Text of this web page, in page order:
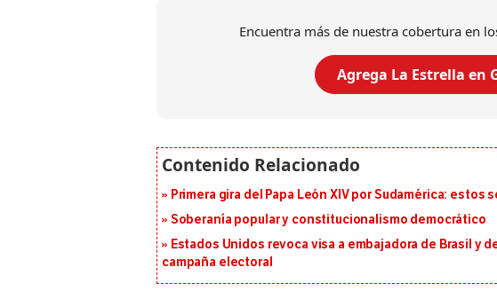
Encuentra más de nuestra cobertura en
Agrega La Estrella en
Primera gira del Papa León XIV por Sudamérica: estos
Soberanía popular y constitucionalismo democrático
Estados Unidos revoca visa a embajadora de Brasil y
campaña electoral